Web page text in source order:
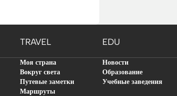
TRAVEL EDU
Моя страна
Вокруг света
Путевые заметки
Маршруты
Новости
Образование
Учебные заведения